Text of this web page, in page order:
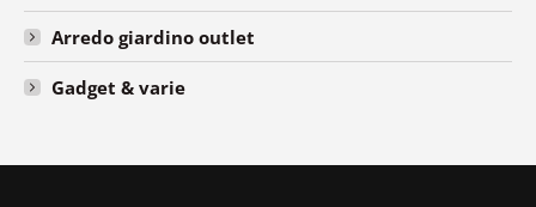
Arredo giardino outlet
Gadget & varie